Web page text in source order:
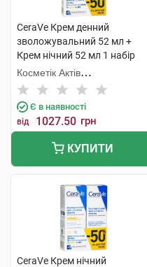
CeraVe Крем денний
зволожувальний 52 мл +
Крем нічний 52 мл 1 набір
Косметік Актів
Інтернаціональ
Є в наявності
від 1027.50 грн
КУПИТИ
CeraVe Крем нічний